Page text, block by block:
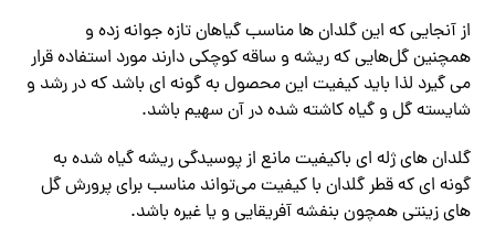
از آنجایی که این گلدان ها مناسب گیاهان تازه جوانه زده و
همچنین گل‌هایی که ریشه و ساقه کوچکی دارند مورد استفاده قرار
می گیرد لذا باید کیفیت این محصول به گونه ای باشد که در رشد و
شایسته گل و گیاه کاشته شده در آن سهیم باشد.
گلدان های ژله ای باکیفیت مانع از پوسیدگی ریشه گیاه شده به
گونه ای که قطر گلدان با کیفیت می‌تواند مناسب برای پرورش گل
های زینتی همچون بنفشه آفریقایی و یا غیره باشد.